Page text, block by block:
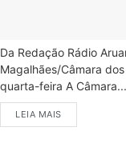
Da Redação Rádio
Magalhães/Câmara
quarta-feira A Câmara...
LEIA MAIS